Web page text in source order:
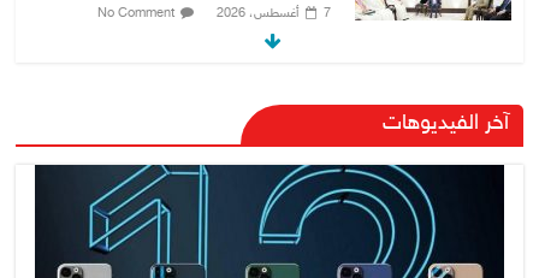
7 أغسطس، 2026 No Comment
وزارة الداخلية: الحدود العراقية تشهد
مستوى عالياً من الأمن والاستقرار
القضاء الأعلى: القبض على عدد من
موظفي بلدية الناصرية ومعقبين
آخر الفيديوهات